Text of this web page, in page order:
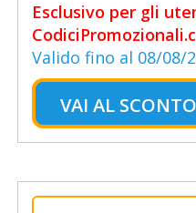
Esclusivo per gli
Valido fino al 08/08/
VAI AL